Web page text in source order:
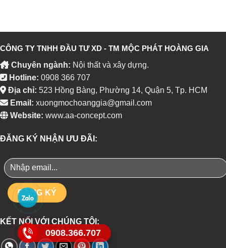
CÔNG TY TNHH ĐẦU TƯ XD - TM MỘC PHÁT HOÀNG GIA
Chuyên ngành: Nội thất và xây dựng.
Hotline: 0908 366 707
Địa chỉ: 523 Hồng Bàng, Phường 14, Quận 5, Tp. HCM
Email: xuongmochoanggia@gmail.com
Website: www.aa-concept.com
ĐĂNG KÝ NHẬN ƯU ĐÃI:
KẾT NỐI VỚI CHÚNG TÔI:
0908.366.707